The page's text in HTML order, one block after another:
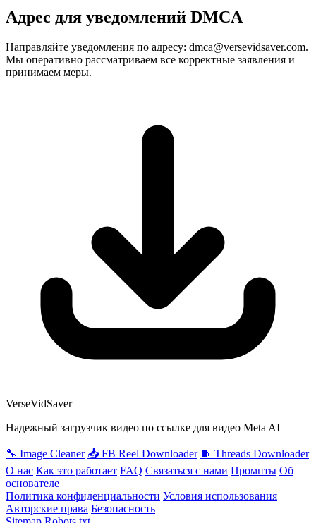
Адрес для уведомлений DMCA
Направляйте уведомления по адресу: dmca@versevidsaver.com.
Мы оперативно рассматриваем все корректные заявления и
принимаем меры.
VerseVidSaver
Надежный загрузчик видео по ссылке для видео Meta AI
🔧 Image Cleaner 📥 FB Reel Downloader 🧵 Threads Downloader
О нас Как это работает FAQ Связаться с нами Промпты Об
основателе
Политика конфиденциальности Условия использования
Авторские права Безопасность